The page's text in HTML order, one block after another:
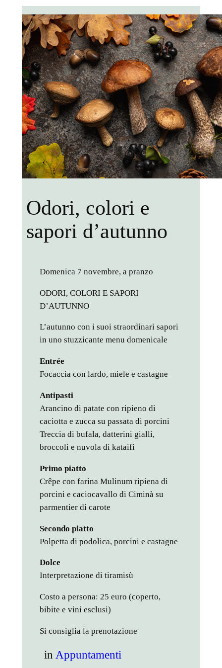
Odori, colori e
sapori d’autunno
Domenica 7 novembre, a pranzo
ODORI, COLORI E SAPORI
D’AUTUNNO
L’autunno con i suoi straordinari sapori
in uno stuzzicante menu domenicale
Entrée
Focaccia con lardo, miele e castagne
Antipasti
Arancino di patate con ripieno di
caciotta e zucca su passata di porcini
Treccia di bufala, datterini gialli,
broccoli e nuvola di kataifi
Primo piatto
Crêpe con farina Mulinum ripiena di
porcini e caciocavallo di Ciminà su
parmentier di carote
Secondo piatto
Polpetta di podolica, porcini e castagne
Dolce
Interpretazione di tiramisù
Costo a persona: 25 euro (coperto,
bibite e vini esclusi)
Si consiglia la prenotazione
in Appuntamenti